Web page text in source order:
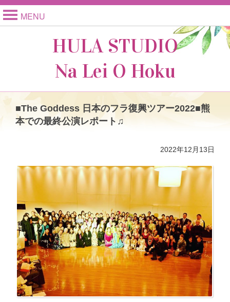
MENU
HULA STUDIO
Na Lei O Hoku
■The Goddess 日本のフラ復興ツアー2022■熊
本での最終公演レポート♫
2022年12月13日